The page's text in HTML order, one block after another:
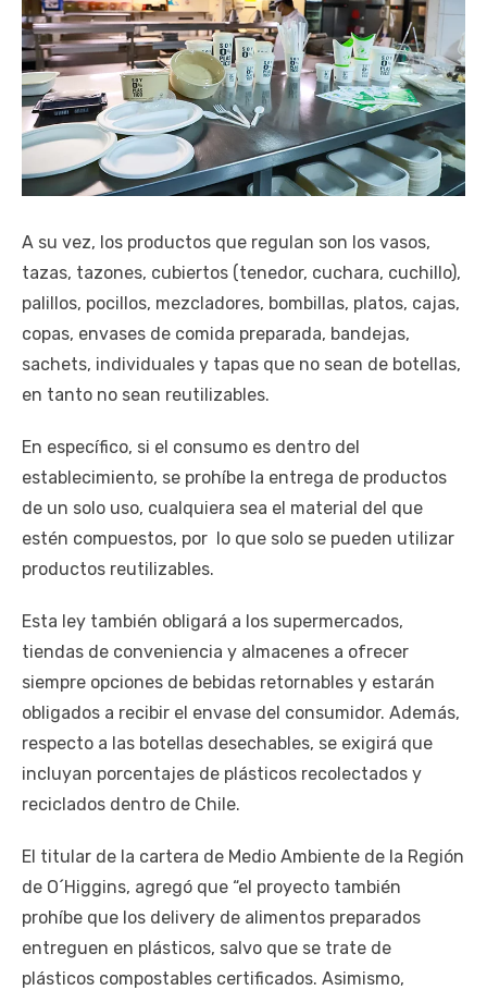
A su vez, los productos que regulan son los vasos,
tazas, tazones, cubiertos (tenedor, cuchara, cuchillo),
palillos, pocillos, mezcladores, bombillas, platos, cajas,
copas, envases de comida preparada, bandejas,
sachets, individuales y tapas que no sean de botellas,
en tanto no sean reutilizables.
En específico, si el consumo es dentro del
establecimiento, se prohíbe la entrega de productos
de un solo uso, cualquiera sea el material del que
estén compuestos, por lo que solo se pueden utilizar
productos reutilizables.
Esta ley también obligará a los supermercados,
tiendas de conveniencia y almacenes a ofrecer
siempre opciones de bebidas retornables y estarán
obligados a recibir el envase del consumidor. Además,
respecto a las botellas desechables, se exigirá que
incluyan porcentajes de plásticos recolectados y
reciclados dentro de Chile.
El titular de la cartera de Medio Ambiente de la Región
de O´Higgins, agregó que “el proyecto también
prohíbe que los delivery de alimentos preparados
entreguen en plásticos, salvo que se trate de
plásticos compostables certificados. Asimismo,